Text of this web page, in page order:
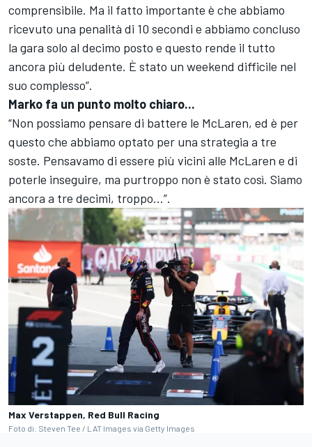
comprensibile. Ma il fatto importante è che abbiamo
ricevuto una penalità di 10 secondi e abbiamo concluso
la gara solo al decimo posto e questo rende il tutto
ancora più deludente. È stato un weekend difficile nel
suo complesso”.
Marko fa un punto molto chiaro...
“Non possiamo pensare di battere le McLaren, ed è per
questo che abbiamo optato per una strategia a tre
soste. Pensavamo di essere più vicini alle McLaren e di
poterle inseguire, ma purtroppo non è stato così. Siamo
ancora a tre decimi, troppo...”.
Max Verstappen, Red Bull Racing
Foto di: Steven Tee / LAT Images via Getty Images